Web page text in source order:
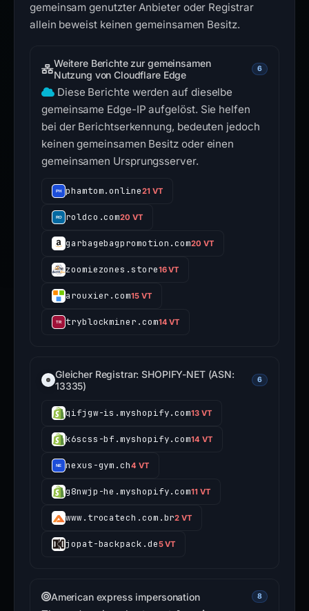
gemeinsam genutzter Anbieter oder Registrar
allein beweist keinen gemeinsamen Besitz.
Weitere Berichte zur gemeinsamen
Nutzung von Cloudflare Edge
6
Diese Berichte werden auf dieselbe
gemeinsame Edge-IP aufgelöst. Sie helfen
bei der Berichtserkennung, bedeuten jedoch
keinen gemeinsamen Besitz oder einen
gemeinsamen Ursprungsserver.
phamtom.online21 VT
roldco.com20 VT
garbagebagpromotion.com20 VT
zoomiezones.store16 VT
arouxier.com15 VT
tryblockminer.com14 VT
Gleicher Registrar: SHOPIFY-NET (ASN:
13335)
6
qifjgw-is.myshopify.com13 VT
k6scss-bf.myshopify.com14 VT
nexus-gym.ch4 VT
g8nwjp-he.myshopify.com11 VT
www.trocatech.com.br2 VT
jopat-backpack.de5 VT
American express impersonation 8